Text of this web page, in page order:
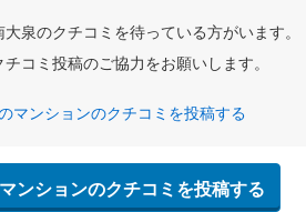
泉のクチコミを待っている方がいます。
コミ投稿のご協力をお願いします。
マンションのクチコミを投稿する
ンションのクチコミを投稿する